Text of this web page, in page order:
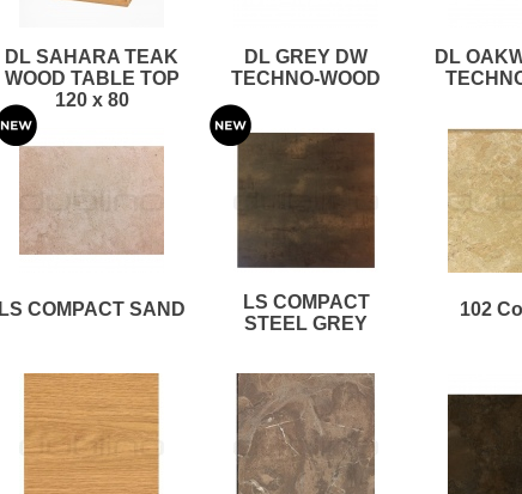
DL SAHARA TEAK
WOOD TABLE TOP
120 x 80
DL GREY DW
TECHNO-WOOD
DL
LS COMPACT SAND
LS COMPACT
STEEL GREY
102